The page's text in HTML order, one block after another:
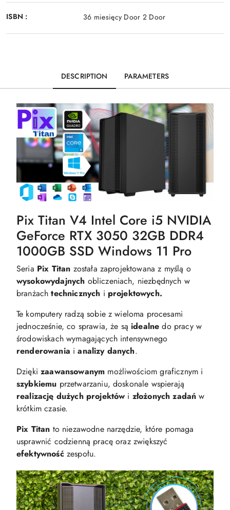
ISBN : 36 miesięcy Door 2 Door
DESCRIPTION PARAMETERS
Pix Titan V4 Intel Core i5 NVIDIA
GeForce RTX 3050 32GB DDR4
1000GB SSD Windows 11 Pro
Seria Pix Titan została zaprojektowana z myślą o
wysokowydajnych obliczeniach, niezbędnych w
branżachtechnicznych i projektowych.
Te komputery radzą sobie z wieloma procesami
jednocześnie, co sprawia, że sąidealne do pracy w
środowiskach wymagających intensywnego
renderowania ianalizy danych.
Dziękizaawansowanym możliwościom graficznym i
szybkiemu przetwarzaniu, doskonale wspierają
realizację dużych projektów i złożonych zadańw
krótkim czasie.
Pix Titan to niezawodne narzędzie, które pomaga
usprawnić codzienną pracę oraz zwiększyć
efektywnośćzespołu.